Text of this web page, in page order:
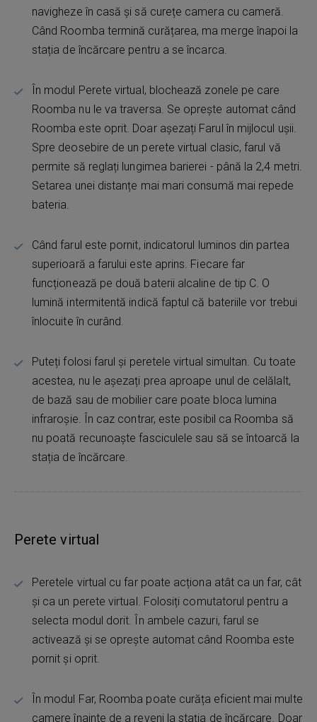
navigheze în casă și să curețe camera cu cameră.
Când Roomba termină curățarea, ma merge înapoi la
stația de încărcare pentru a se încarca.
În modul Perete virtual, blochează zonele pe care
Roomba nu le va traversa. Se oprește automat când
Roomba este oprit. Doar așezați Farul în mijlocul ușii.
Spre deosebire de un perete virtual clasic, farul vă
permite să reglați lungimea barierei - până la 2,4 metri.
Setarea unei distanțe mai mari consumă mai repede
bateria.
Când farul este pornit, indicatorul luminos din partea
superioară a farului este aprins. Fiecare far
funcționează pe două baterii alcaline de tip C. O
lumină intermitentă indică faptul că bateriile vor trebui
înlocuite în curând.
Puteți folosi farul și peretele virtual simultan. Cu toate
acestea, nu le așezați prea aproape unul de celălalt,
de bază sau de mobilier care poate bloca lumina
infraroșie. În caz contrar, este posibil ca Roomba să
nu poată recunoaște fasciculele sau să se întoarcă la
stația de încărcare.
Perete virtual
Peretele virtual cu far poate acționa atât ca un far, cât
și ca un perete virtual. Folosiți comutatorul pentru a
selecta modul dorit. În ambele cazuri, farul se
activează și se oprește automat când Roomba este
pornit și oprit.
În modul Far, Roomba poate curăța eficient mai multe
camere înainte de a reveni la stația de încărcare. Doar